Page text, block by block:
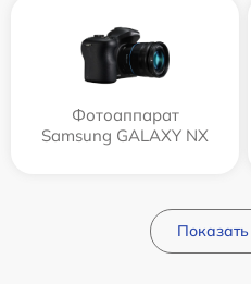
Фотоаппарат
Samsung GALAXY NX